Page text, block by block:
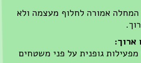
אמורה לחלוף מעצמה ולא
גופנית על פני משטחים